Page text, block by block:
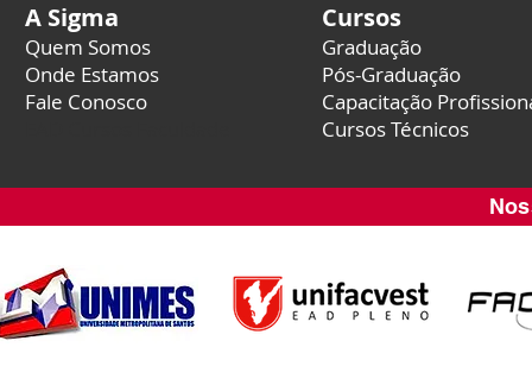
A Sigma
Quem Somos
Onde Estamos
Fale Conosco
Cursos
Graduação
Pós-Graduação
Capacitação
Cursos Técnicos